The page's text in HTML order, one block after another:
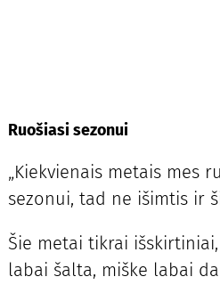
Ruošiasi sezonui
„Kiekvienais metais mes
sezonui, tad ne išimtis ir
Šie metai tikrai
labai šalta, miške labai